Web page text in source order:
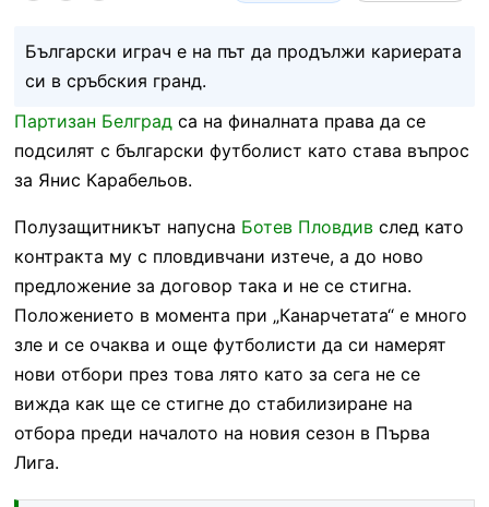
Български играч е на път да продължи кариерата
си в сръбския гранд.
Партизан Белградса на финалната права да се
подсилят с български футболист като става въпрос
за Янис Карабельов.
Полузащитникът напусна Ботев Пловдивслед като
контракта му с пловдивчани изтече, а до ново
предложение за договор така и не се стигна.
Положението в момента при „Канарчетата“ е много
зле и се очаква и още футболисти да си намерят
нови отбори през това лято като за сега не се
вижда как ще се стигне до стабилизиране на
отбора преди началото на новия сезон в Първа
Лига.